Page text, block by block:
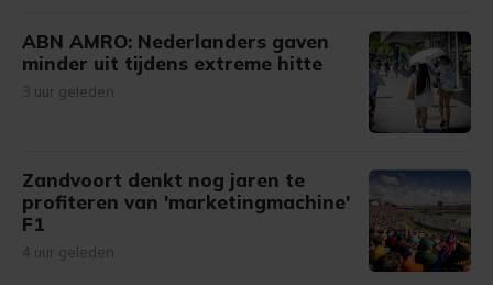
ABN AMRO: Nederlanders gaven
minder uit tijdens extreme hitte
3 uur geleden
Zandvoort denkt nog jaren te
profiteren van 'marketingmachine'
F1
4 uur geleden